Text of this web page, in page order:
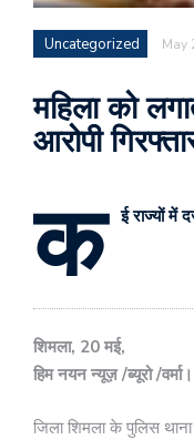
Uncategorized May
महिला को
आरोपी
क ई राज्यों में
शिमला, 20 मई,
हिम नयन न्यूज़ /ब्यूरो /वर्मा।
जिला शिमला के पुलिस